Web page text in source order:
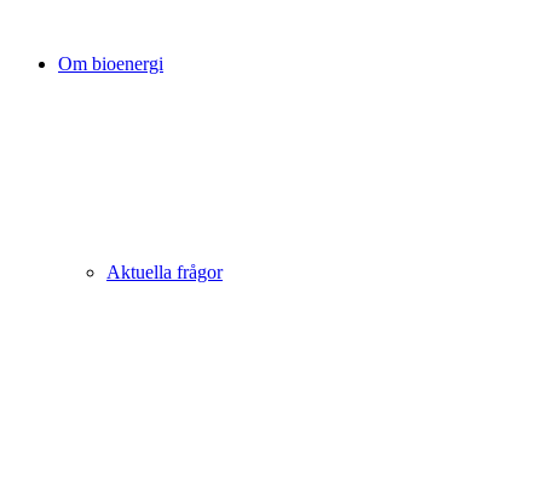
Om bioenergi
Aktuella frågor